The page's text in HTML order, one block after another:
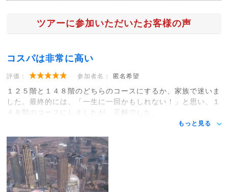
ツアーに参加いただいたお客様の声
コスパは非常に高い
評価： 参加者名： 匿名希望
１２５階と１４８階のどちらのコースにするか、家族で迷いま
した。最終的には、「一生に一回かもしれない！」と思い、１
４８階のコースにしましたが、正解でした。
もっと見る